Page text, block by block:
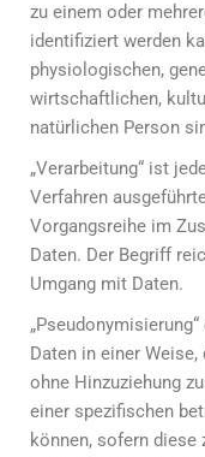
zu einem oder
identifiziert werden
physiologischen,
wirtschaftlichen,
natürlichen Person
„Verarbeitung“ ist
Verfahren
Vorgangsreihe im
Daten. Der Begriff
Umgang mit Daten.
Daten in einer
ohne Hinzuziehung
einer spezifischen
können, sofern